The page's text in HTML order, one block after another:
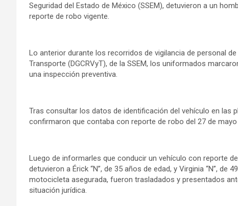
Seguridad del Estado de México (SSEM), detuvieron a un
reporte de robo vigente.
Lo anterior durante los recorridos de vigilancia de personal
Transporte (DGCRVyT), de la SSEM, los uniformados
una inspección preventiva.
Tras consultar los datos de identificación del vehículo en las
confirmaron que contaba con reporte de robo del 27 de mayo
Luego de informarles que conducir un vehículo con reporte
detuvieron a Érick “N”, de 35 años de edad, y Virginia “N”, de
motocicleta asegurada, fueron trasladados y presentados
situación jurídica.